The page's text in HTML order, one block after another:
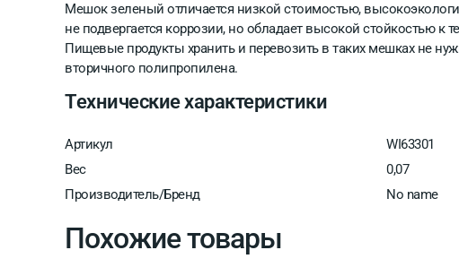
Мешок зеленый отличается низкой стоимостью,
не подвергается коррозии, но обладает высокой стойкостью к
Пищевые продукты хранить и перевозить в таких мешках не
вторичного полипропилена.
Технические характеристики
Артикул
WI63301
Вес
0,07
Производитель/Бренд
No name
Похожие товары